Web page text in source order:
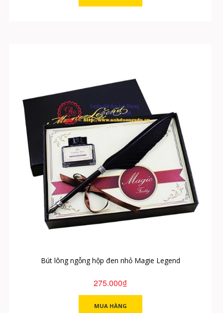
Bút lông ngỗng hộp đen nhỏ Magie Legend
275.000₫
MUA HÀNG